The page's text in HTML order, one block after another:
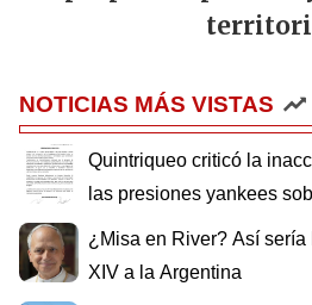
NOTICIAS MÁS VISTAS
Quintriqueo criticó la
las presiones yankees
¿Misa en River? Así
XIV a la Argentina